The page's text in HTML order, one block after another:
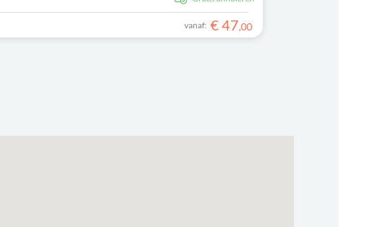
vanaf: € 47,00